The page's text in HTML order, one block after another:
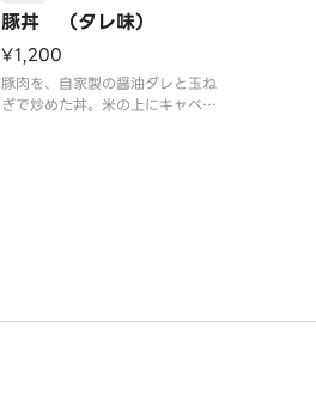
豚丼 （タレ味）
¥1,200
豚肉を、自家製の醤油ダレと玉ね
ぎで炒めた丼。米の上にキャベツ